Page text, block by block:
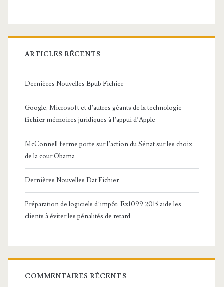
ARTICLES RÉCENTS
Dernières Nouvelles Epub Fichier
Google, Microsoft et d’autres géants de la technologie
fichier mémoires juridiques à l’appui d’Apple
McConnell ferme porte sur l’action du Sénat sur les choix
de la cour Obama
Dernières Nouvelles Dat Fichier
Préparation de logiciels d’impôt: Ez1099 2015 aide les
clients à éviter les pénalités de retard
COMMENTAIRES RÉCENTS